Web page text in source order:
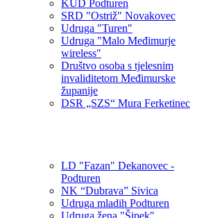
KUD Podturen
SRD "Ostriž" Novakovec
Udruga "Turen"
Udruga "Malo Međimurje
wireless"
Društvo osoba s tjelesnim
invaliditetom Međimurske
županije
DSR „SZS“ Mura Ferketinec
LD "Fazan" Dekanovec -
Podturen
NK “Dubrava” Sivica
Udruga mladih Podturen
Udruga žena "Šipek"